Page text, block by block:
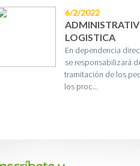
6/2/2022
LOGISTICA
En dependencia
se responsabilizará
tramitación de los
los proc...